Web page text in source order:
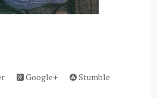
Google+
Stumble